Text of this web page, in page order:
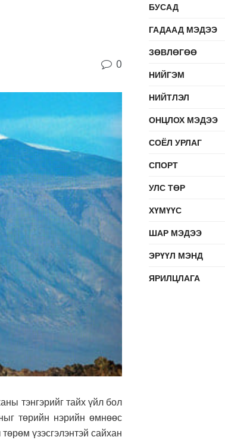
0
тэнгэрийг тайх үйл бол
төрийн нэрийн өмнөөс
үзэсгэлэнтэй сайхан
БУСАД
ГАДААД МЭДЭЭ
ЗӨВЛӨГӨӨ
НИЙГЭМ
НИЙТЛЭЛ
ОНЦЛОХ МЭДЭЭ
СОЁЛ УРЛАГ
СПОРТ
УЛС ТӨР
ХҮМҮҮС
ШАР МЭДЭЭ
ЭРҮҮЛ МЭНД
ЯРИЛЦЛАГА